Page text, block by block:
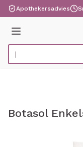
Ga naar de inhoud
Apothekersadvies
Menu
Product, merk,
Botasol